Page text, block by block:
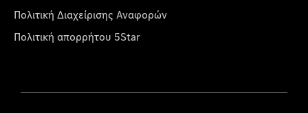
Πολιτική Διαχείρισης Αναφορών
Πολιτική απορρήτου 5Star